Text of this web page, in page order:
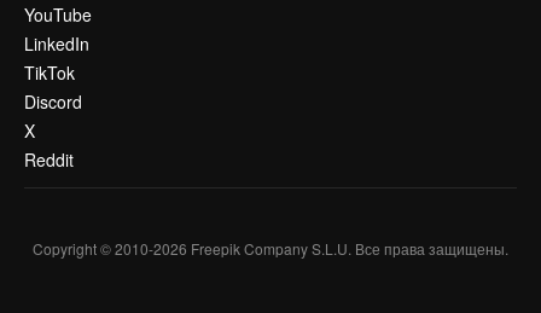
YouTube
LinkedIn
TikTok
Discord
X
Reddit
Copyright © 2010-2026 Freepik Company S.L.U. Все права защищены.